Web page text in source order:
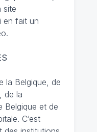
site
en fait un
la Belgique, de
de la
Belgique et de
C’est